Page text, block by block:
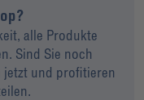
alle Produkte
Sind Sie noch
jetzt und profitieren